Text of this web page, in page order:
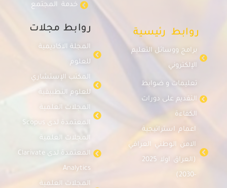
روابط رئيسية
برامج ووسائل التعليم
الإلكتروني
تعليمات و ضوابط
التقديم على دورات
الكفاءة
اعمام استراتيجية
الامن الوطني العراقي
(العراق اولا 2025
-2030)
خدمة المجتمع
روابط مجلات
المجلة الاكاديمية
للعلوم
المكتب الإستشاري
للعلوم التطبيقية
المجلات العلمية
المعتمدة لدى Scopus
المجلات العلمية
المعتمدة لدى Clarivate
Analytics
المجلات العلمية